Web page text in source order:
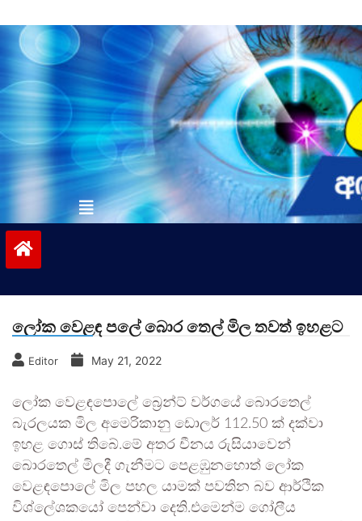
to
contentvinivida.lk
ලෝක වෙළඳ පලේ බොර තෙල් මිල තවත් ඉහළට
Editor May 21, 2022
ලෝක වෙළඳපොලේ බ්‍රෙන්ට් වර්ගයේ බොරතෙල්
බැරලයක මිල අමෙරිකානු ඩොලර් 112.50 ක් දක්වා
ඉහළ ගොස් තිබේ.මේ අතර චීනය රුසියාවෙන්
බොරතෙල් මිලදී ගැනීමට පෙළඹුනහොත් ලෝක
වෙළඳපොලේ මිල පහල යාමක් පවතින බව ආර්ථික
විශ්ලේශකයෝ පෙන්වා දෙති.එමෙන්ම ගෝලීය